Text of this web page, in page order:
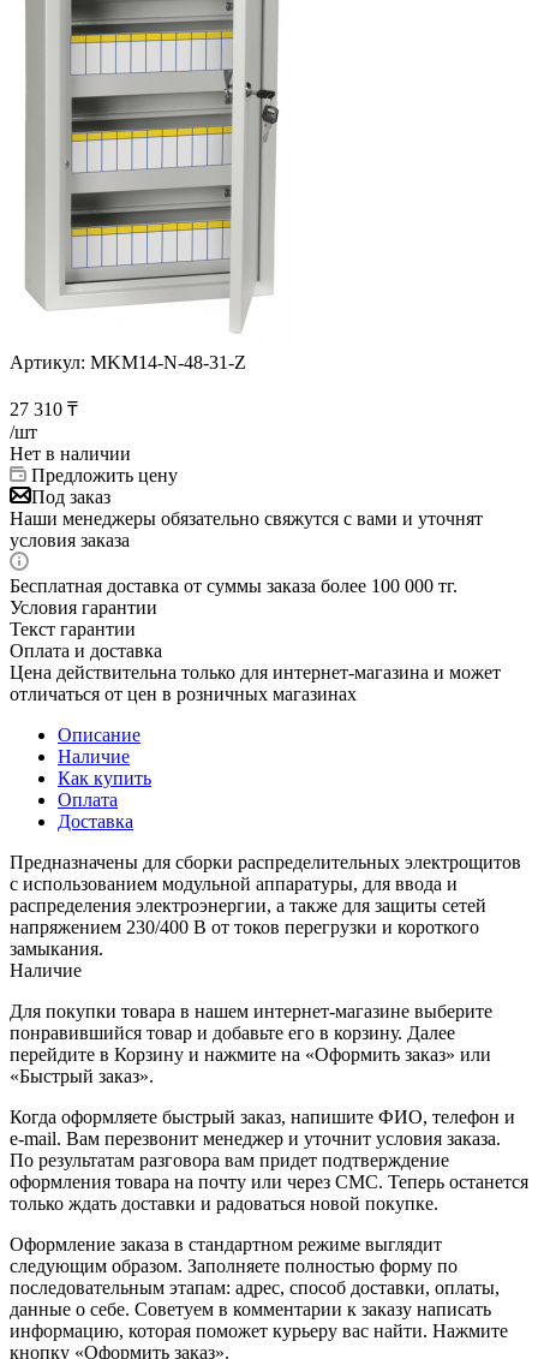
Артикул: MKM14-N-48-31-Z
27 310 ₸
/шт
Нет в наличии
Предложить цену
Под заказ
Наши менеджеры обязательно свяжутся с вами и уточнят
условия заказа
Бесплатная доставка от суммы заказа более 100 000 тг.
Условия гарантии
Текст гарантии
Оплата и доставка
Цена действительна только для интернет-магазина и может
отличаться от цен в розничных магазинах
Описание
Наличие
Как купить
Оплата
Доставка
Предназначены для сборки распределительных электрощитов
с использованием модульной аппаратуры, для ввода и
распределения электроэнергии, а также для защиты сетей
напряжением 230/400 В от токов перегрузки и короткого
замыкания.
Наличие
Для покупки товара в нашем интернет-магазине выберите
понравившийся товар и добавьте его в корзину. Далее
перейдите в Корзину и нажмите на «Оформить заказ» или
«Быстрый заказ».
Когда оформляете быстрый заказ, напишите ФИО, телефон и
e-mail. Вам перезвонит менеджер и уточнит условия заказа.
По результатам разговора вам придет подтверждение
оформления товара на почту или через СМС. Теперь останется
только ждать доставки и радоваться новой покупке.
Оформление заказа в стандартном режиме выглядит
следующим образом. Заполняете полностью форму по
последовательным этапам: адрес, способ доставки, оплаты,
данные о себе. Советуем в комментарии к заказу написать
информацию, которая поможет курьеру вас найти. Нажмите
кнопку «Оформить заказ».